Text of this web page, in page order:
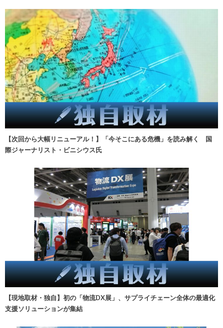
【次回から大幅リニューアル！】「今そこにある危機」を読み解く 国
際ジャーナリスト・ビニシウス氏
【現地取材・独自】初の「物流DX展」、サプライチェーン全体の最適化
支援ソリューションが集結